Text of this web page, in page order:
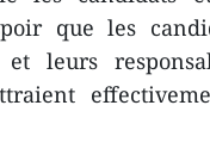
que les
leurs